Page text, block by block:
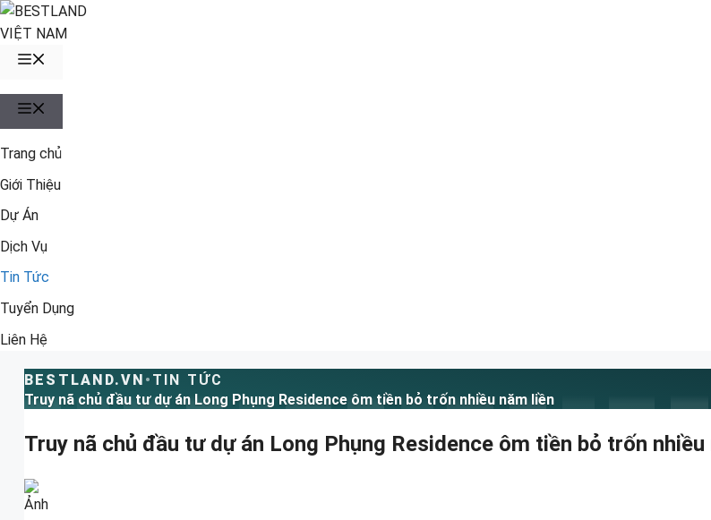
Chuyển
đến
Trang chủ
Giới Thiệu
Dự Án
Dịch Vụ
Tin Tức
Tuyển Dụng
Liên Hệ
BESTLAND.VN • TIN TỨC
Truy nã chủ đầu tư dự án Long Phụng Residence ôm tiền bỏ trốn nhiều năm liền
Truy nã chủ đầu tư dự án Long Phụng Residence ôm tiền bỏ trốn nhiều